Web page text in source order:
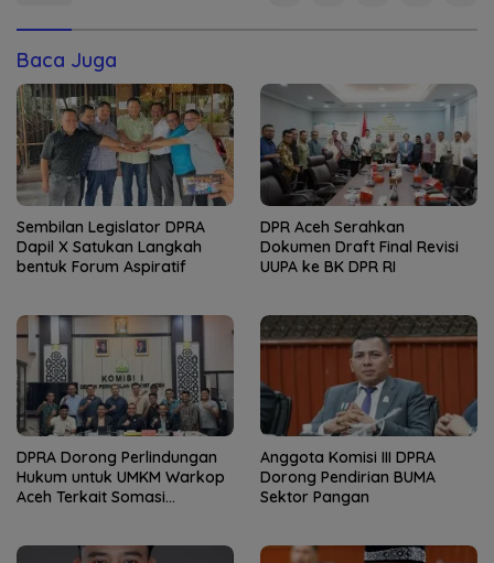
Baca Juga
Sembilan Legislator DPRA
Dapil X Satukan Langkah
bentuk Forum Aspiratif
DPR Aceh Serahkan
Dokumen Draft Final Revisi
UUPA ke BK DPR RI
DPRA Dorong Perlindungan
Hukum untuk UMKM Warkop
Aceh Terkait Somasi
Anggota Komisi III DPRA
Dorong Pendirian BUMA
Sektor Pangan